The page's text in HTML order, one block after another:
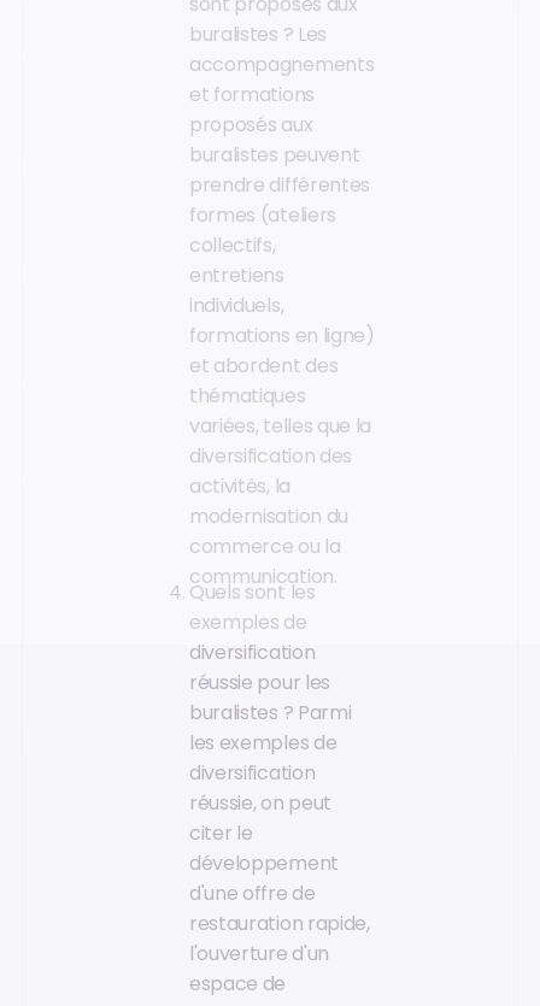
buralistes ? Les
accompagnements
et formations
proposés aux
buralistes peuvent
prendre différentes
formes (ateliers
collectifs,
entretiens
individuels,
formations en ligne)
et abordent des
thématiques
variées, telles que la
diversification des
activités, la
modernisation du
commerce ou la
communication.
Quels sont les
exemples de
diversification
réussie pour les
buralistes ? Parmi
les exemples de
diversification
réussie, on peut
citer le
développement
d'une offre de
restauration rapide,
l'ouverture d'un
espace de